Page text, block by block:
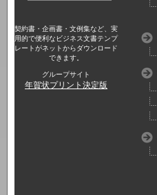
契約書・企画書・文例集など、実
用的で便利なビジネス文書テンプ
レートがネットからダウンロード
できます。
グループサイト
年賀状プリント決定版